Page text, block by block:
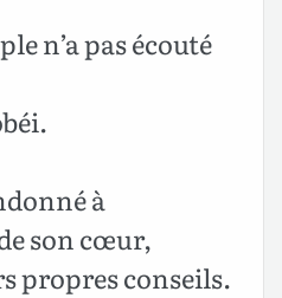
n’a pas écouté
à
son cœur,
propres conseils.